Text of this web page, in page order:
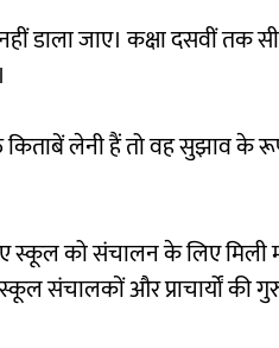
डाला जाए। कक्षा दसवीं तक
किताबें लेनी हैं तो वह सुझाव के
स्कूल को संचालन के लिए मिली
संचालकों और प्राचार्यों की